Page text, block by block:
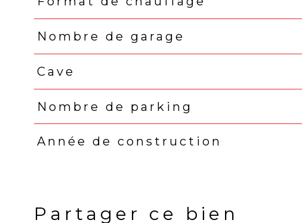
Nombre de garage
Cave
Nombre de parking
Année de construction
Partager ce bien